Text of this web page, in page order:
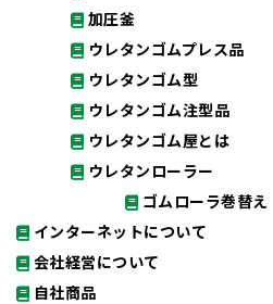
加圧釜
ウレタンゴムプレス品
ウレタンゴム型
ウレタンゴム注型品
ウレタンゴム屋とは
ウレタンローラー
ゴムローラ巻替え
インターネットについて
会社経営について
自社商品